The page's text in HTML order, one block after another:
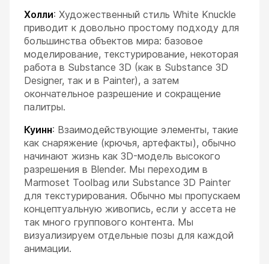
Холли: Художественный стиль White Knuckle
приводит к довольно простому подходу для
большинства объектов мира: базовое
моделирование, текстурирование, некоторая
работа в Substance 3D (как в Substance 3D
Designer, так и в Painter), а затем
окончательное разрешение и сокращение
палитры.
Куинн: Взаимодействующие элементы, такие
как снаряжение (крючья, артефакты), обычно
начинают жизнь как 3D-модель высокого
разрешения в Blender. Мы переходим в
Marmoset Toolbag или Substance 3D Painter
для текстурирования. Обычно мы пропускаем
концептуальную живопись, если у ассета не
так много группового контента. Мы
визуализируем отдельные позы для каждой
анимации.